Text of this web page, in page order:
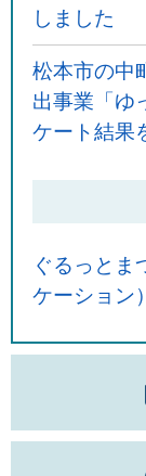
しました
松本市の中
出事業「ゆ
ケート結果
ぐるっと
ケーション）